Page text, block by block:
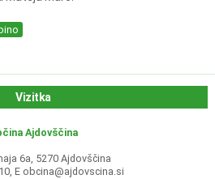
Vizitka
Ajdovščina
6a, 5270 Ajdovščina
E obcina@ajdovscina.si